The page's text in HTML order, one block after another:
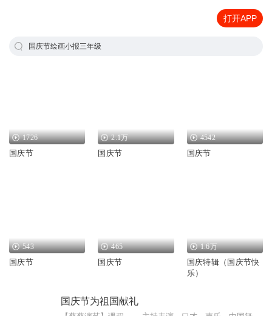
打开APP
国庆节绘画小报三年级
1726
国庆节
2.1万
国庆节
4542
国庆节
543
国庆节
465
国庆节
1.6万
国庆特辑（国庆节快
乐）
国庆节为祖国献礼